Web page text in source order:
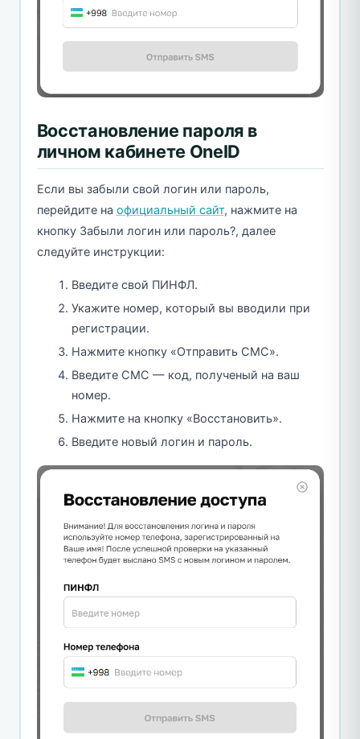
Восстановление пароля в
личном кабинете OneID
Если вы забыли свой логин или пароль,
перейдите на официальный сайт, нажмите на
кнопку Забыли логин или пароль?, далее
следуйте инструкции:
Введите свой ПИНФЛ.
Укажите номер, который вы вводили при
регистрации.
Нажмите кнопку «Отправить СМС».
Введите СМС — код, полученый на ваш
номер.
Нажмите на кнопку «Восстановить».
Введите новый логин и пароль.